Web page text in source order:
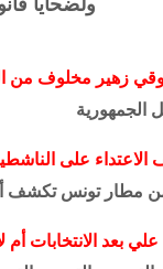
زهير مخلوف من
الجمهورية
على
من مطار تونس تكشف
بعد الانتخابات أم